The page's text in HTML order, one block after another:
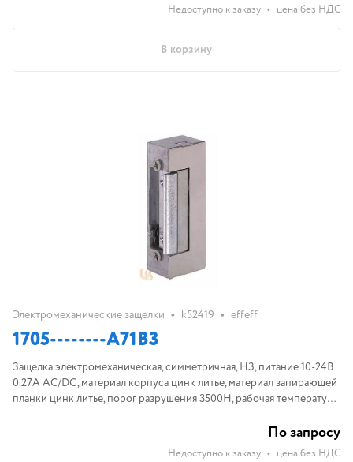
Недоступно к заказу • цена без НДС
В корзину
Электромеханические защелки • k52419 • effeff
1705--------A71B3
Защелка электромеханическая, симметричная, НЗ, питание 10-24В
0.27А AC/DC, материал корпуса цинк литье, материал запирающей
планки цинк литье, порог разрушения 3500Н, рабочая температура
По запросу
Недоступно к заказу • цена без НДС